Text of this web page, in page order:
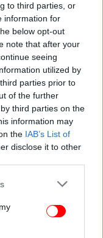
to third parties, or
information for
below opt-out
note that after your
seeing
utilized by
parties prior to
of the further
third parties on the
information may
the IAB’s List of
disclose it to other
or more Google
You may click to
party tags to
in below Google
τον Όμιλο